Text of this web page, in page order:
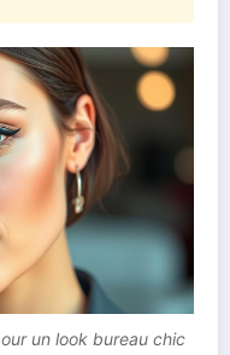
un look bureau chic